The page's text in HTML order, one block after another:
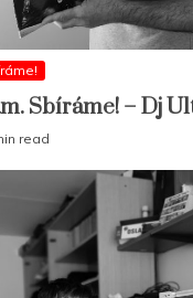
Sbíráme! – Dj
read